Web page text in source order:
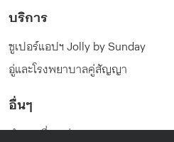
บริการ
ซูเปอร์แอปฯ Jolly by Sunday
อู่และโรงพยาบาลคู่สัญญา
อื่นๆ
คำถามที่พบบ่อย